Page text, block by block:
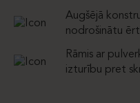
Augšējā
nodrošinātu
Rāmis ar
izturību pret